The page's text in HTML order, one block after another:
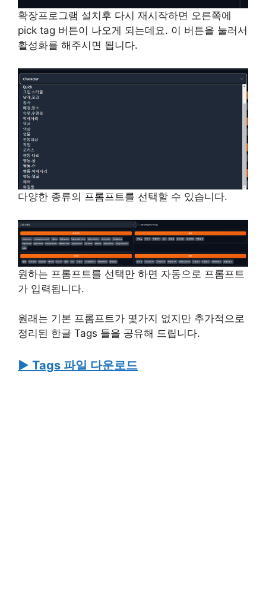
확장프로그램 설치후 다시 재시작하면 오른쪽에
pick tag 버튼이 나오게 되는데요. 이 버튼을 눌러서
활성화를 해주시면 됩니다.
다양한 종류의 프롬프트를 선택할 수 있습니다.
원하는 프롬프트를 선택만 하면 자동으로 프롬프트
가 입력됩니다.
원래는 기본 프롬프트가 몇가지 없지만 추가적으로
정리된 한글 Tags 들을 공유해 드립니다.
▶ Tags 파일 다운로드